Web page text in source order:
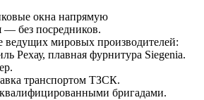
окна напрямую
— без посредников.
мировых производителей:
Рехау, плавная фурнитура Siegenia.
транспортом ТЗСК.
бригадами.